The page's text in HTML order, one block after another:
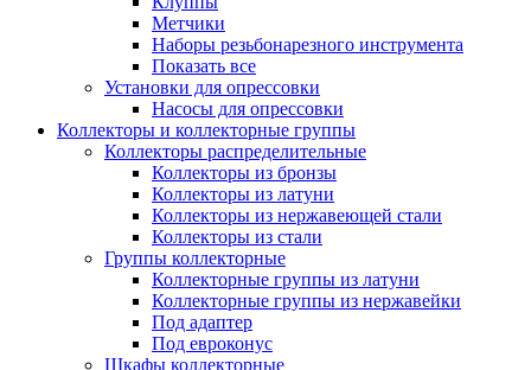
Метчики
Наборы резьбонарезного инструмента
Показать все
Установки для опрессовки
Насосы для опрессовки
Коллекторы и коллекторные группы
Коллекторы распределительные
Коллекторы из бронзы
Коллекторы из латуни
Коллекторы из нержавеющей стали
Коллекторы из стали
Группы коллекторные
Коллекторные группы из латуни
Коллекторные группы из нержавейки
Под адаптер
Под евроконус
Шкафы коллекторные